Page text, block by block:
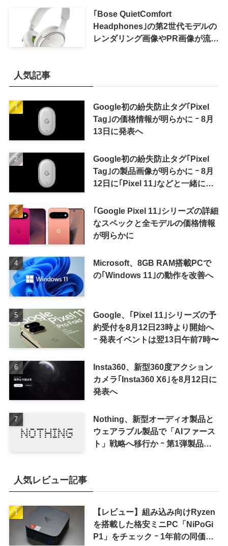
｢Bose QuietComfort
Headphones｣の第2世代モデルの
レンダリング画像やPR画像が流出
人気記事
Google初の紛失防止タグ｢Pixel
Tag｣の価格情報が明らかに ｰ 8月
13日に発表へ
Google初の紛失防止タグ｢Pixel
Tag｣の製品画像が明らかに ｰ 8月
12日に｢Pixel 11｣などと一緒に発
｢Google Pixel 11｣シリーズの詳細
なスペックと全モデルの価格情報
が明らかに
Microsoft、8GB RAM搭載PCで
の｢Windows 11｣の動作を改善へ
Google、｢Pixel 11｣シリーズの予
約受付を8月12日23時より開始へ
ｰ 発表イベントは翌13日午前7時〜
Insta360、新型360度アクション
カメラ｢Insta360 X6｣を8月12日に
発表へ
Nothing、新型オーディオ製品と
ウェアラブル製品で「AIファース
ト」戦略へ移行か ｰ 第1弾製品は
人気レビュー記事
【レビュー】組み込み向けRyzen
を搭載した格安ミニPC「NiPoGi
P1」をチェック ｰ 1年前の同価格